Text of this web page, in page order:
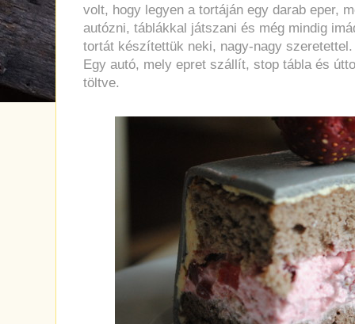
volt, hogy legyen a tortáján egy darab eper,
autózni, táblákkal játszani és még mindig
tortát készítettük neki, nagy-nagy szeretettel.
Egy autó, mely epret szállít, stop tábla és
töltve.